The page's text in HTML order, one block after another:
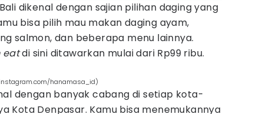
dikenal dengan sajian pilihan daging yang
bisa pilih mau makan daging ayam,
salmon, dan beberapa menu lainnya.
eatdi sini ditawarkan mulai dari Rp99 ribu.
hanamasa_id)
dengan banyak cabang di setiap kota-
Kota Denpasar. Kamu bisa menemukannya